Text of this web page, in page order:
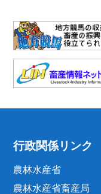
行政関係リンク
農林水産省
農林水産省畜産局